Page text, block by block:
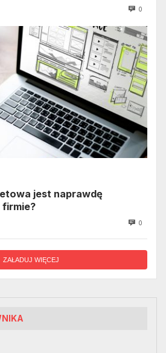
0
jest naprawdę
0
ZAŁADUJ WIĘCEJ